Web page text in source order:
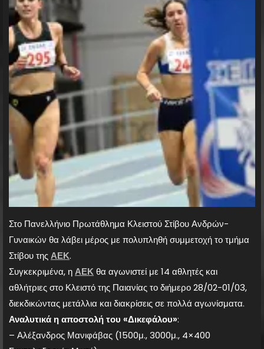
Στο Πανελλήνιο Πρωτάθλημα Κλειστού Στίβου Ανδρών-
Γυναικών θα λάβει μέρος με πολυπληθή συμμετοχή το τμήμα
Στίβου τηςΑΕΚ.
Συγκεκριμένα, ηΑΕΚθα αγωνιστεί με 14 αθλητές και
αθλήτριες στο Κλειστό της Παιανίας το διήμερο 28/02-01/03,
διεκδικώντας μετάλλια και διακρίσεις σε πολλά αγωνίσματα.
Αναλυτικά η αποστολή του «Δικεφάλου»:
– Αλέξανδρος Μανιφάβας (1500μ., 3000μ., 4×400